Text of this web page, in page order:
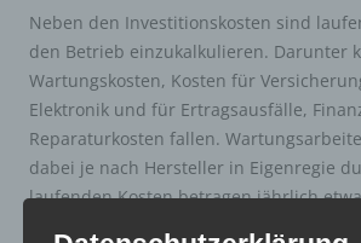
Neben den Investitionskosten sind
den Betrieb einzukalkulieren. Darunter
Wartungskosten, Kosten für
Elektronik und für Ertragsausfälle,
Reparaturkosten fallen.
dabei je nach Hersteller in Eigenregie
laufenden Kosten betragen jährlich